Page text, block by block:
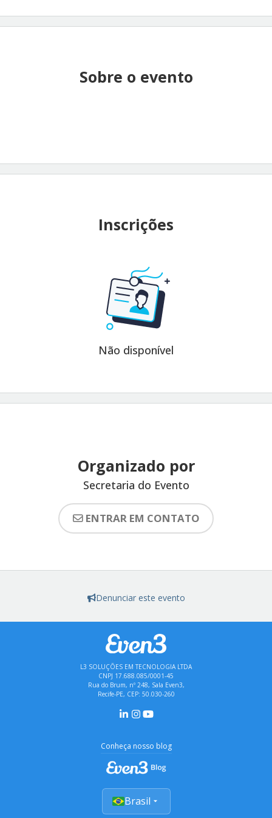
Sobre o evento
Inscrições
Não disponível
Organizado por
Secretaria do Evento
ENTRAR EM CONTATO
Denunciar este evento
L3 SOLUÇÕES EM TECNOLOGIA LTDA
CNPJ 17.688.085/0001-45
Rua do Brum, nº 248, Sala Even3,
Recife-PE, CEP: 50.030-260
Conheça nosso blog
Brasil